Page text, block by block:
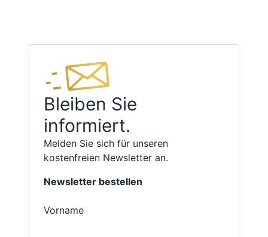
Bleiben Sie
informiert.
Melden Sie sich für unseren
kostenfreien Newsletter an.